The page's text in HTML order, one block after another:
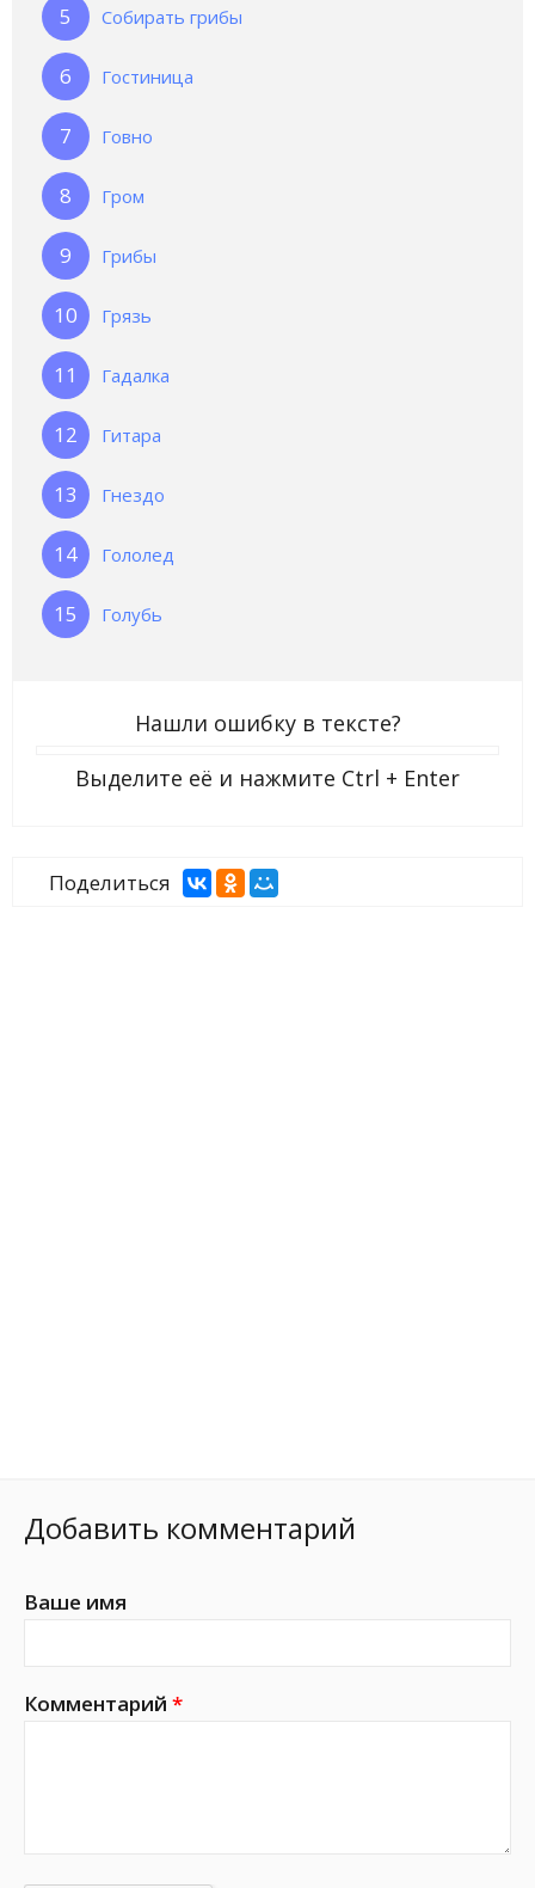
Собирать грибы
Гостиница
Говно
Гром
Грибы
Грязь
Гадалка
Гитара
Гнездо
Гололед
Голубь
Нашли ошибку в тексте?
Выделите её и нажмите Ctrl + Enter
Поделиться
Добавить комментарий
Ваше имя
Комментарий *